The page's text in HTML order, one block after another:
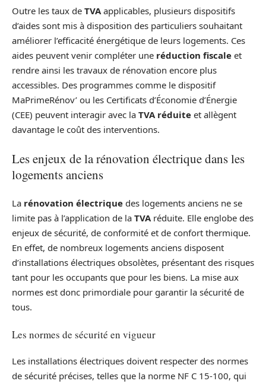
Outre les taux de TVAapplicables, plusieurs dispositifs
d’aides sont mis à disposition des particuliers souhaitant
améliorer l’efficacité énergétique de leurs logements. Ces
aides peuvent venir compléter une réduction fiscale et
rendre ainsi les travaux de rénovation encore plus
accessibles. Des programmes comme le dispositif
MaPrimeRénov’ ou les Certificats d’Économie d’Énergie
(CEE) peuvent interagir avec la TVA réduite et allègent
davantage le coût des interventions.
Les enjeux de la rénovation électrique dans les
logements anciens
La rénovation électrique des logements anciens ne se
limite pas à l’application de la TVAréduite. Elle englobe des
enjeux de sécurité, de conformité et de confort thermique.
En effet, de nombreux logements anciens disposent
d’installations électriques obsolètes, présentant des risques
tant pour les occupants que pour les biens. La mise aux
normes est donc primordiale pour garantir la sécurité de
tous.
Les normes de sécurité en vigueur
Les installations électriques doivent respecter des normes
de sécurité précises, telles que la norme NF C 15-100, qui